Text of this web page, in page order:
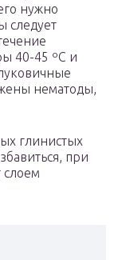
нужно
следует
40-45 ºC и
нематоды,
глинистых
при
слоем